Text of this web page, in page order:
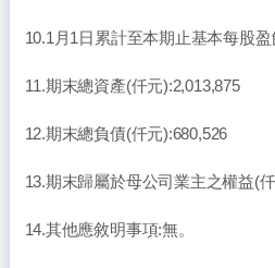
10.1月1日累計至本期止基本每股
11.期末總資產(仟元):2,013,875
12.期末總負債(仟元):680,526
13.期末歸屬於母公司業主之權益(
14.其他應敘明事項:無。